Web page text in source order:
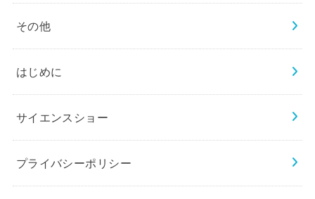
その他
はじめに
サイエンスショー
プライバシーポリシー